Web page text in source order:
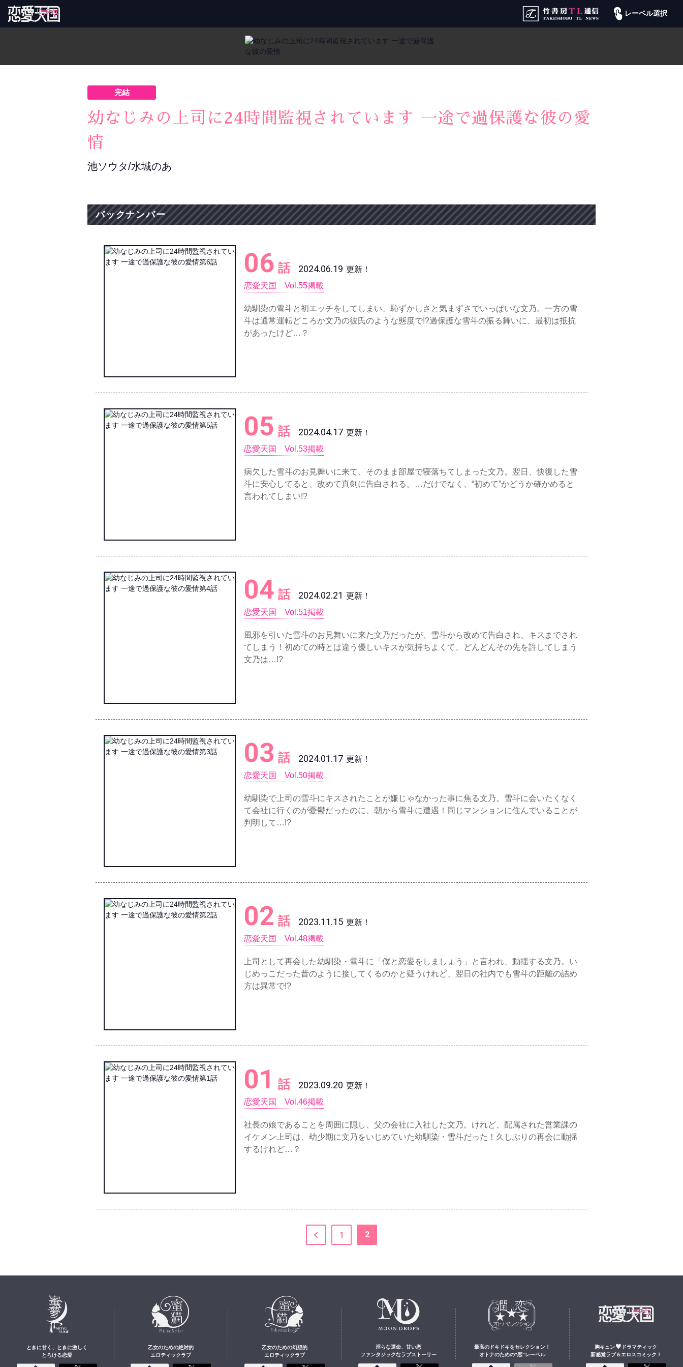
レーベル選択
完結
幼なじみの上司に24時間監視されています 一途で過保護な彼の愛
情
池ソウタ/水城のあ
バックナンバー
06 話 2024.06.19 更新！
恋愛天国 Vol.55掲載
幼馴染の雪斗と初エッチをしてしまい、恥ずかしさと気まずさでいっぱいな文乃。一方の雪
斗は通常運転どころか文乃の彼氏のような態度で!?過保護な雪斗の振る舞いに、最初は抵抗
があったけど…？
05 話 2024.04.17 更新！
恋愛天国 Vol.53掲載
病欠した雪斗のお見舞いに来て、そのまま部屋で寝落ちてしまった文乃。翌日、快復した雪
斗に安心してると、改めて真剣に告白される。…だけでなく、“初めて”かどうか確かめると
言われてしまい!?
04 話 2024.02.21 更新！
恋愛天国 Vol.51掲載
風邪を引いた雪斗のお見舞いに来た文乃だったが、雪斗から改めて告白され、キスまでされ
てしまう！初めての時とは違う優しいキスが気持ちよくて、どんどんその先を許してしまう
文乃は…!?
03 話 2024.01.17 更新！
恋愛天国 Vol.50掲載
幼馴染で上司の雪斗にキスされたことが嫌じゃなかった事に焦る文乃。雪斗に会いたくなく
て会社に行くのが憂鬱だったのに、朝から雪斗に遭遇！同じマンションに住んでいることが
判明して…!?
02 話 2023.11.15 更新！
恋愛天国 Vol.48掲載
上司として再会した幼馴染・雪斗に「僕と恋愛をしましょう」と言われ、動揺する文乃。い
じめっこだった昔のように接してくるのかと疑うけれど、翌日の社内でも雪斗の距離の詰め
方は異常で!?
01 話 2023.09.20 更新！
恋愛天国 Vol.46掲載
社長の娘であることを周囲に隠し、父の会社に入社した文乃。けれど、配属された営業課の
イケメン上司は、幼少期に文乃をいじめていた幼馴染・雪斗だった！久しぶりの再会に動揺
するけれど…？
1 2
ときに甘く、ときに激しく
とろける恋愛
乙女のための絶対的
エロティックラブ
乙女のための幻想的
エロティックラブ
淫らな運命、甘い恋
ファンタジックなラブストーリー
最高のドキドキをセレクション！
オトナのための"恋"レーベル
胸キュン
ドラマティック
新感覚ラブ＆エロスコミック！